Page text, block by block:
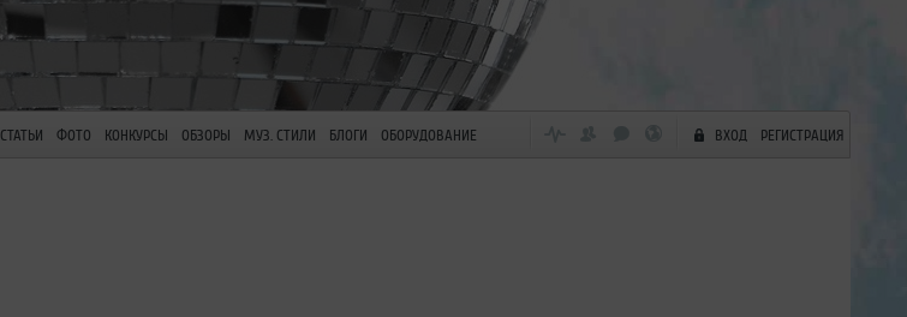
СТАТЬИ ФОТО КОНКУРСЫ ОБЗОРЫ МУЗ. СТИЛИ БЛОГИ ОБОРУДОВАНИЕ ВХОД РЕГИСТРАЦИЯ